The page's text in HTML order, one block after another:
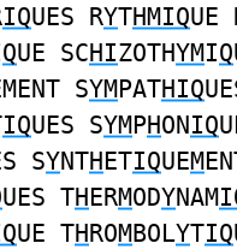
IQUES RYTHMIQUE
QUE SCHIZOTHYMIQ
SYMPATHIQ
IQUES SYMPHONIQ
SYNTHETIQUEM
UES THERMODYNAM
UE THROMBOLYTIQ